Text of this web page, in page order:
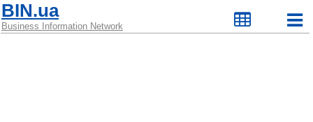
BIN.ua
Business Information Network